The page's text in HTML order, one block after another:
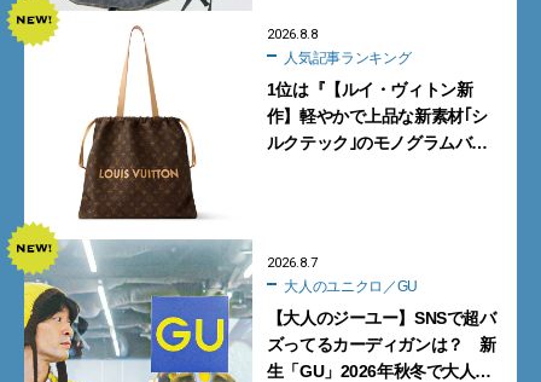
2026.8.8
人気記事ランキング
1位は『【ルイ・ヴィトン新
作】軽やかで上品な新素材｢シ
ルクテック｣のモノグラムバッ
2026.8.7
大人のユニクロ／GU
【大人のジーユー】SNSで超バ
ズってるカーディガンは？ 新
生「GU」2026年秋冬で大人メ